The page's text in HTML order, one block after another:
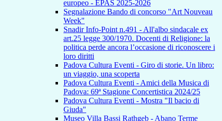
europeo - EPAS 2025-2026
Segnalazione Bando di concorso "Art Nouveau
Week"
Snadir Info-Point n.491 - All'albo sindacale ex
art.25 legge 300/1970. Docenti di Religione: la
politica perde ancora l’occasione di riconoscere i
loro diritti
Padova Cultura Eventi - Giro di storie. Un libro:
un viaggio, una scoperta
Padova Cultura Eventi - Amici della Musica di
Padova: 69ª Stagione Concertistica 2024/25
Padova Cultura Eventi - Mostra "Il bacio di
Giuda"
Museo Villa Bassi Rathgeb - Abano Terme